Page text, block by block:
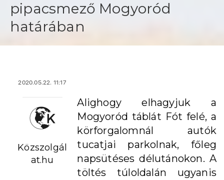
pipacsmező Mogyoród
határában
2020.05.22. 11:17
Közszolgál
at.hu
Alighogy elhagyjuk a
Mogyoród táblát Fót felé, a
körforgalomnál autók
tucatjai parkolnak, főleg
napsütéses délutánokon. A
töltés túloldalán ugyanis